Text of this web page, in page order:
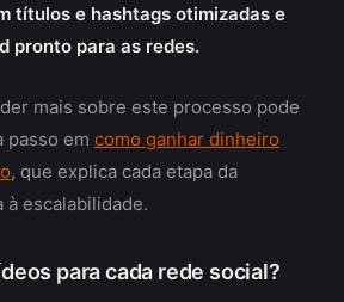
títulos e hashtags otimizadas e
pronto para as redes.
mais sobre este processo pode
passo em como ganhar dinheiro
, que explica cada etapa da
à escalabilidade.
para cada rede social?